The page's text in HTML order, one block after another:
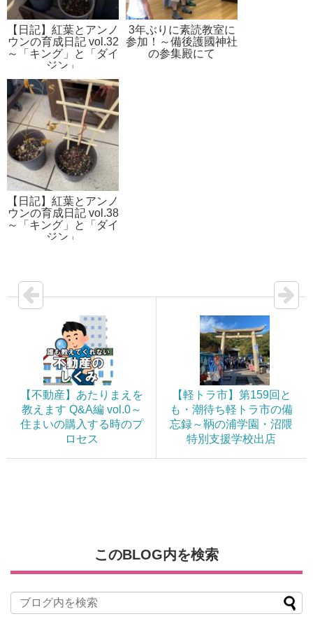
【日記】紅葉とアンノ
ウンの育成日記 vol.32
～「キング」と「ダイ
ジン」
3年ぶりに素読教室に
参加！～備後護國神社
の参集殿にて
【日記】紅葉とアンノ
ウンの育成日記 vol.38
～「キング」と「ダイ
ジン」
【不動産】あたりまえを
教えます Q&A編 vol.0～
住まいの購入する時のプ
ロセス
【軽トラ市】第159回と
も・潮待ち軽トラ市の備
忘録～鞆の浦学園・沼隈
特別支援学校出店
このBLOG内を検索